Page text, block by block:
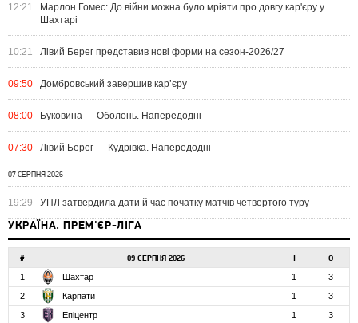
12:21
Марлон Гомес: До війни можна було мріяти про довгу кар'єру у
Шахтарі
10:21 Лівий Берег представив нові форми на сезон-2026/27
09:50 Домбровський завершив кар’єру
08:00 Буковина — Оболонь. Напередодні
07:30 Лівий Берег — Кудрівка. Напередодні
07 СЕРПНЯ 2026
19:29 УПЛ затвердила дати й час початку матчів четвертого туру
УКРАЇНА. ПРЕМ'ЄР-ЛІГА
# 09 СЕРПНЯ 2026 О
1 Шахтар 1
3
2
Карпати 1
3
3
Епіцентр 1
3